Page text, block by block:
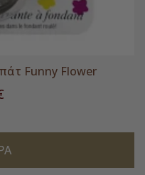
Funny Flower